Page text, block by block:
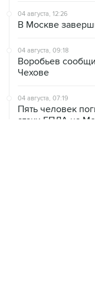
04 августа, 12:26
В Москве
04 августа, 09:18
Воробьев
Чехове
04 августа, 07:19
Пять человек
атаки БПЛА на